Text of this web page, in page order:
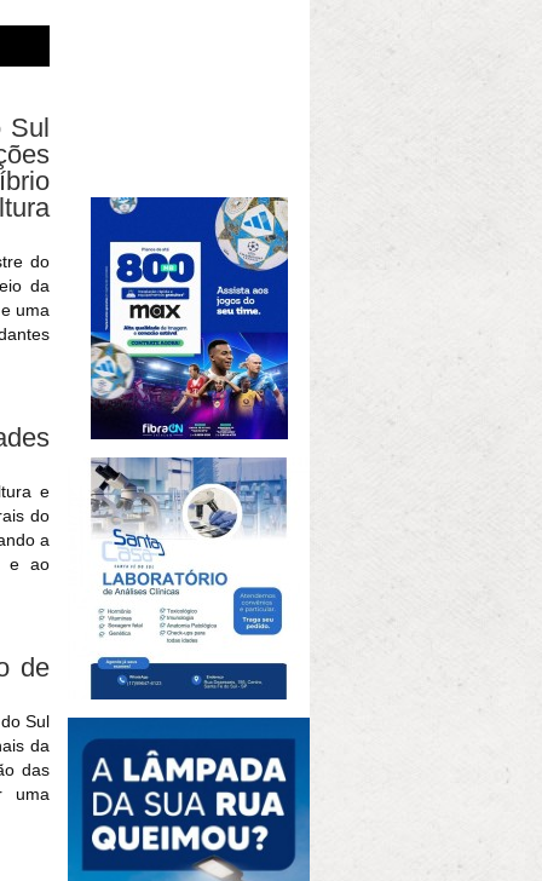
Sul
do
da
uma
e
do
a
e ao
de
Sul
da
das
uma